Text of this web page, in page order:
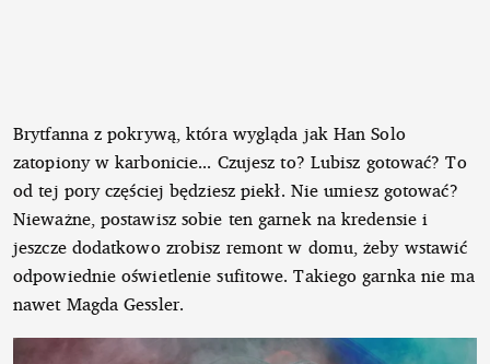
Brytfanna z pokrywą, która wygląda jak Han Solo
zatopiony w karbonicie... Czujesz to? Lubisz gotować? To
od tej pory częściej będziesz piekł. Nie umiesz gotować?
Nieważne, postawisz sobie ten garnek na kredensie i
jeszcze dodatkowo zrobisz remont w domu, żeby wstawić
odpowiednie oświetlenie sufitowe. Takiego garnka nie ma
nawet Magda Gessler.